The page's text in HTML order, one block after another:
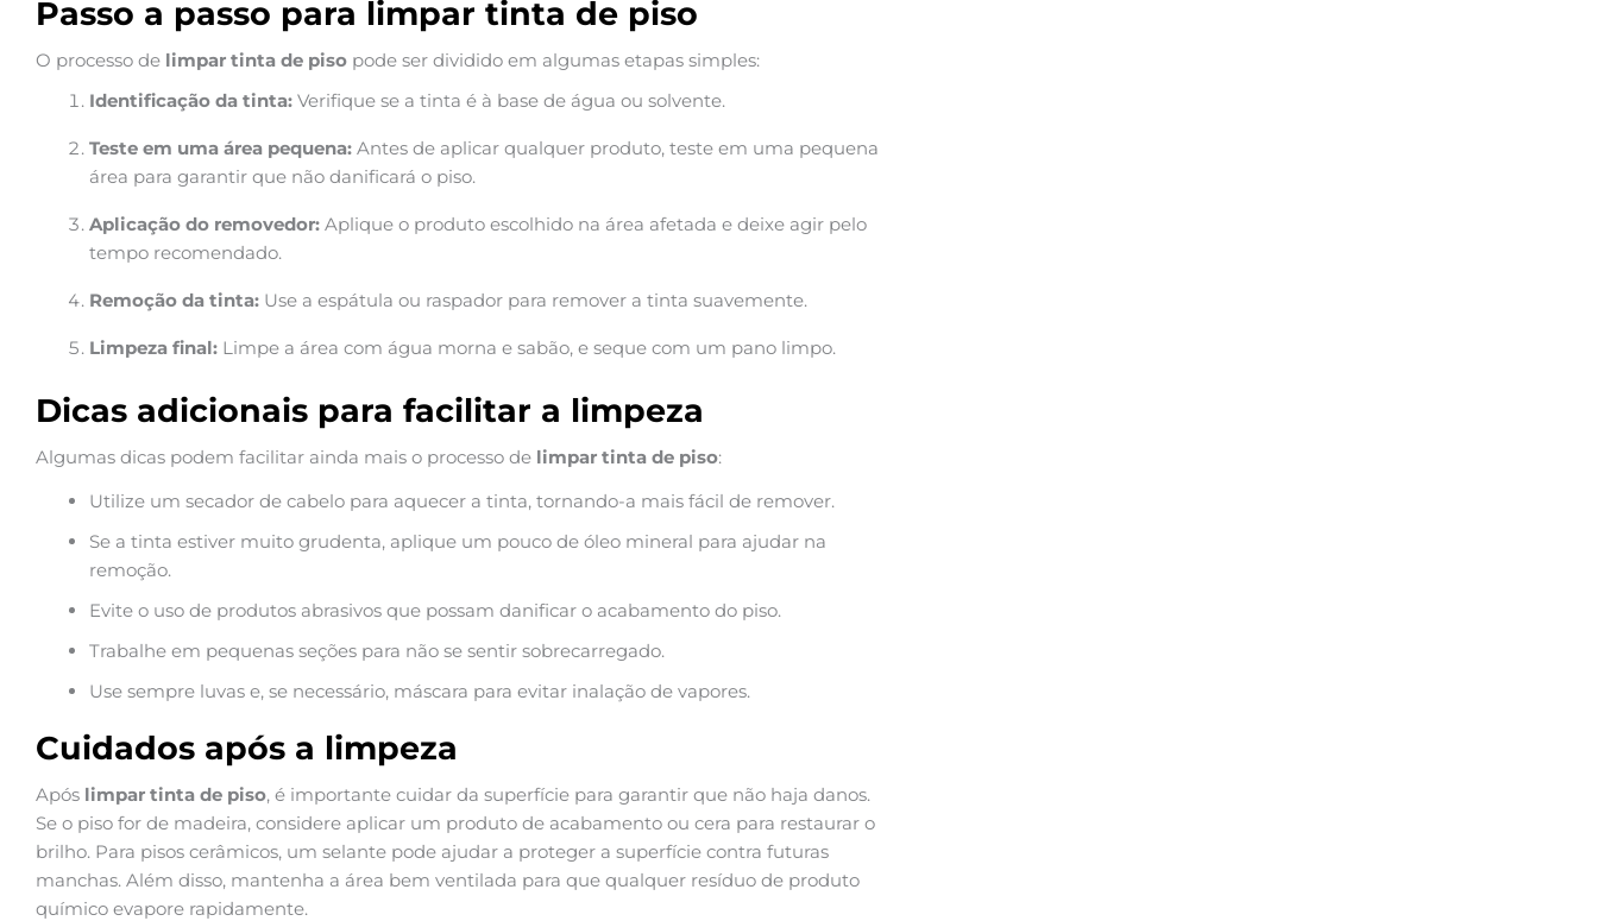
Passo a passo para limpar tinta de piso
O processo de limpar tinta de piso pode ser dividido em algumas etapas simples:
Identificação da tinta: Verifique se a tinta é à base de água ou solvente.
Teste em uma área pequena: Antes de aplicar qualquer produto, teste em uma pequena
área para garantir que não danificará o piso.
Aplicação do removedor: Aplique o produto escolhido na área afetada e deixe agir pelo
tempo recomendado.
Remoção da tinta: Use a espátula ou raspador para remover a tinta suavemente.
Limpeza final: Limpe a área com água morna e sabão, e seque com um pano limpo.
Dicas adicionais para facilitar a limpeza
Algumas dicas podem facilitar ainda mais o processo de limpar tinta de piso:
Utilize um secador de cabelo para aquecer a tinta, tornando-a mais fácil de remover.
Se a tinta estiver muito grudenta, aplique um pouco de óleo mineral para ajudar na
remoção.
Evite o uso de produtos abrasivos que possam danificar o acabamento do piso.
Trabalhe em pequenas seções para não se sentir sobrecarregado.
Use sempre luvas e, se necessário, máscara para evitar inalação de vapores.
Cuidados após a limpeza
Após limpar tinta de piso, é importante cuidar da superfície para garantir que não haja danos.
Se o piso for de madeira, considere aplicar um produto de acabamento ou cera para restaurar o
brilho. Para pisos cerâmicos, um selante pode ajudar a proteger a superfície contra futuras
manchas. Além disso, mantenha a área bem ventilada para que qualquer resíduo de produto
químico evapore rapidamente.